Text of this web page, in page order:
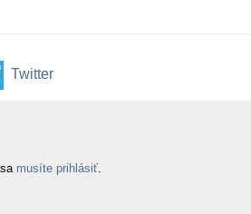
Twitter
musíte prihlásiť